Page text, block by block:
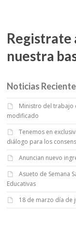
Registrate
nuestra
Noticias
Ministro del trabajo
modificado
Tenemos en
diálogo para los
Anuncian nuevo
Asueto de Semana
Educativas
18 de marzo día de